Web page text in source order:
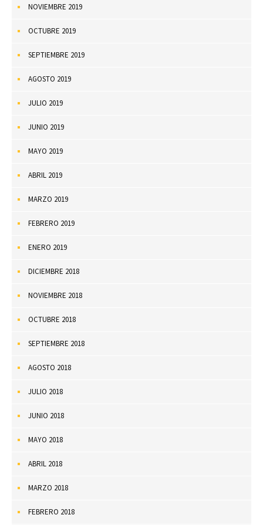
NOVIEMBRE 2019
OCTUBRE 2019
SEPTIEMBRE 2019
AGOSTO 2019
JULIO 2019
JUNIO 2019
MAYO 2019
ABRIL 2019
MARZO 2019
FEBRERO 2019
ENERO 2019
DICIEMBRE 2018
NOVIEMBRE 2018
OCTUBRE 2018
SEPTIEMBRE 2018
AGOSTO 2018
JULIO 2018
JUNIO 2018
MAYO 2018
ABRIL 2018
MARZO 2018
FEBRERO 2018